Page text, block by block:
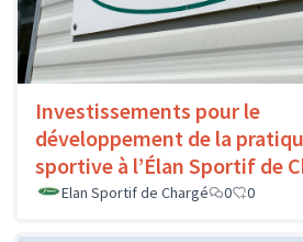
Investissements pour le
développement de la
sportive à l’Élan Sportif de
Elan Sportif de Chargé 0 0